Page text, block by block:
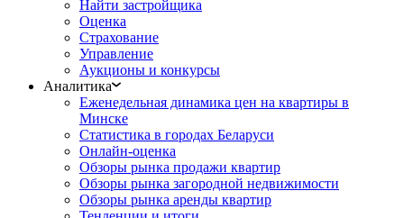
Найти застройщика
Оценка
Страхование
Управление
Аукционы и конкурсы
Аналитика
Еженедельная динамика цен на квартиры в
Минске
Статистика в городах Беларуси
Онлайн-оценка
Обзоры рынка продажи квартир
Обзоры рынка загородной недвижимости
Обзоры рынка аренды квартир